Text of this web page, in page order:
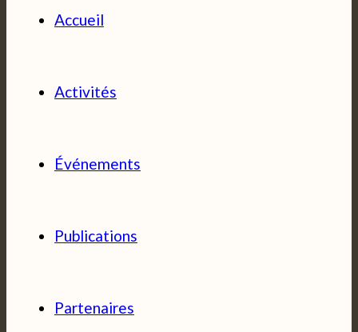
Accueil
Activités
Événements
Publications
Partenaires